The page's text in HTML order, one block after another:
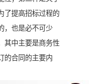
了提高招标过程的
，也是必不可少
其中主要是商务性
的合同的主要内